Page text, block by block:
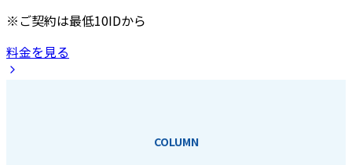
※ご契約は最低10IDから
料金を見る
COLUMN